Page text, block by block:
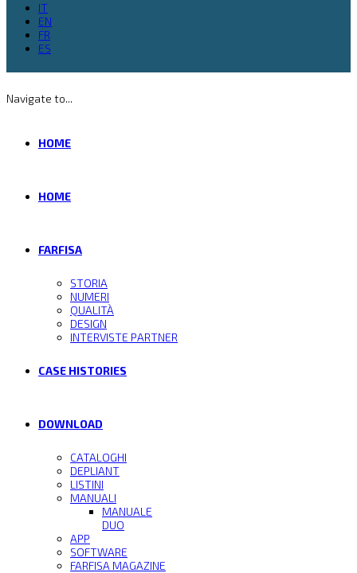
IT
EN
FR
ES
Navigate to...
HOME
HOME
FARFISA
STORIA
NUMERI
QUALITÀ
DESIGN
INTERVISTE PARTNER
CASE HISTORIES
DOWNLOAD
CATALOGHI
DEPLIANT
LISTINI
MANUALI
MANUALE
DUO
APP
SOFTWARE
FARFISA MAGAZINE